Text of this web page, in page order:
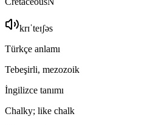
krɪˈteɪʃəs
Türkçe anlamı
Tebeşirli, mezozoik
İngilizce tanımı
Chalky; like chalk